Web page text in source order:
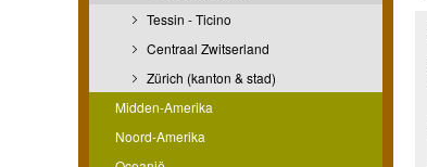
Tessin - Ticino
Centraal Zwitserland
Zürich (kanton & stad)
Midden-Amerika
Noord-Amerika